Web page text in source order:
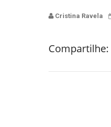
Cristina Ravela
Compartilhe: